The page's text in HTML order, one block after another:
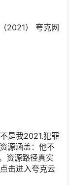
2021） 夸克网
是我2021.犯罪
源涵盖：他不
资源路径真实
击进入夸克云